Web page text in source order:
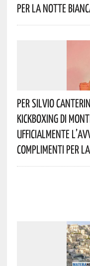
Per La Notte
Per Silvio
Kickboxing Di
Ufficialmente
Complimenti Per